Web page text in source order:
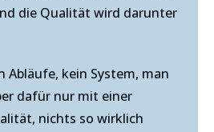
die Qualität wird darunter
Abläufe, kein System, man
dafür nur mit einer
nichts so wirklich